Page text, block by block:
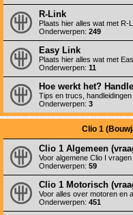
R-Link
Plaats hier alles wat met R-
Onderwerpen: 249
Easy Link
Plaats hier alles wat met
Onderwerpen: 11
Hoe werkt het?
Tips en trucs,
Onderwerpen: 3
Clio 1
Clio 1 Algemeen
Voor algemene Clio I
Onderwerpen: 59
Clio 1 Motorisch
Voor alles over motoren en
Onderwerpen: 451